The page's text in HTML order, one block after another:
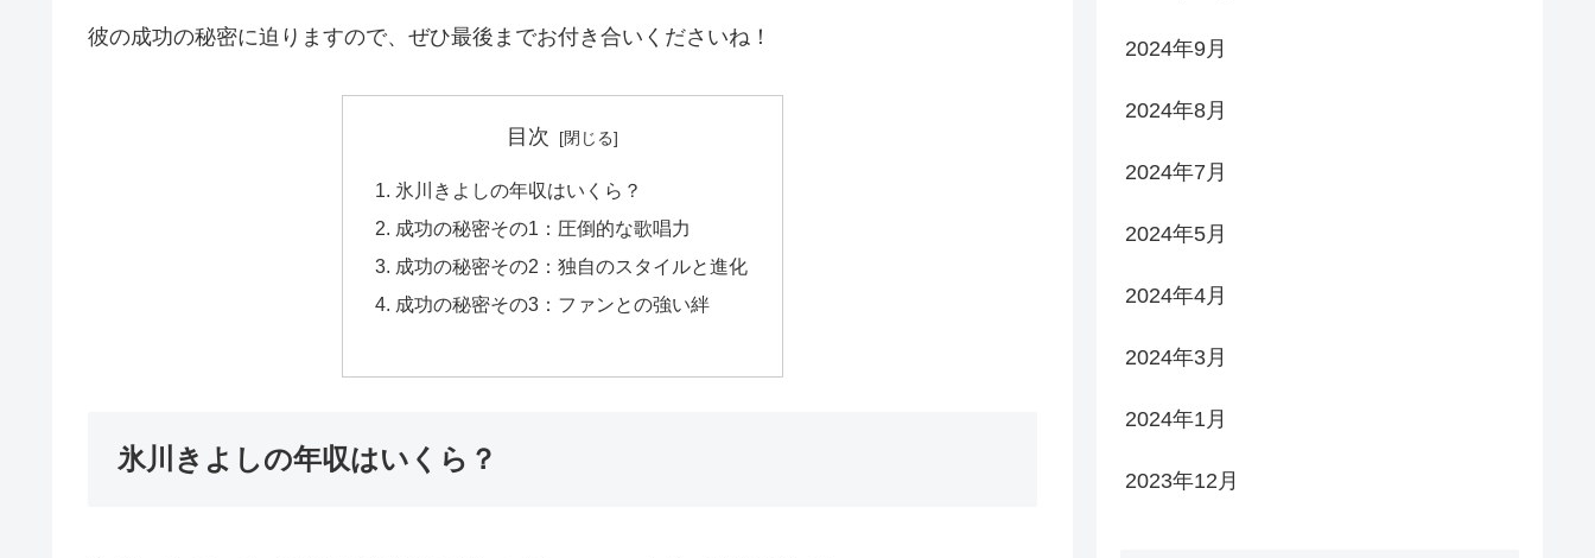
彼の成功の秘密に迫りますので、ぜひ最後までお付き合いくださいね！
目次
氷川きよしの年収はいくら？
成功の秘密その1：圧倒的な歌唱力
成功の秘密その2：独自のスタイルと進化
成功の秘密その3：ファンとの強い絆
氷川きよしの年収はいくら？
2024年9月
2024年8月
2024年7月
2024年5月
2024年4月
2024年3月
2024年1月
2023年12月